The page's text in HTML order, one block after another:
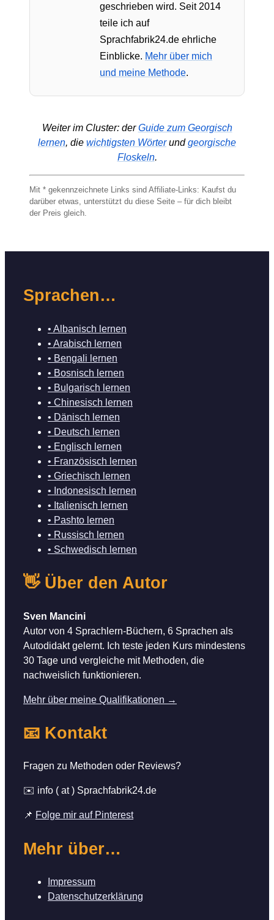
geschrieben wird. Seit 2014
teile ich auf
Sprachfabrik24.de ehrliche
Einblicke. Mehr über mich
und meine Methode.
Weiter im Cluster: derGuide zum Georgisch
lernen, die wichtigsten Wörterundgeorgische
Floskeln.
Mit * gekennzeichnete Links sind Affiliate-Links: Kaufst du
darüber etwas, unterstützt du diese Seite – für dich bleibt
der Preis gleich.
Sprachen…
• Albanisch lernen
• Arabisch lernen
• Bengali lernen
• Bosnisch lernen
• Bulgarisch lernen
• Chinesisch lernen
• Dänisch lernen
• Deutsch lernen
• Englisch lernen
• Französisch lernen
• Griechisch lernen
• Indonesisch lernen
• Italienisch lernen
• Pashto lernen
• Russisch lernen
• Schwedisch lernen
👋 Über den Autor
Sven Mancini
Autor von 4 Sprachlern-Büchern, 6 Sprachen als
Autodidakt gelernt. Ich teste jeden Kurs mindestens
30 Tage und vergleiche mit Methoden, die
nachweislich funktionieren.
Mehr über meine Qualifikationen →
📧 Kontakt
Fragen zu Methoden oder Reviews?
✉️ info ( at ) Sprachfabrik24.de
📌 Folge mir auf Pinterest
Mehr über…
Impressum
Datenschutzerklärung